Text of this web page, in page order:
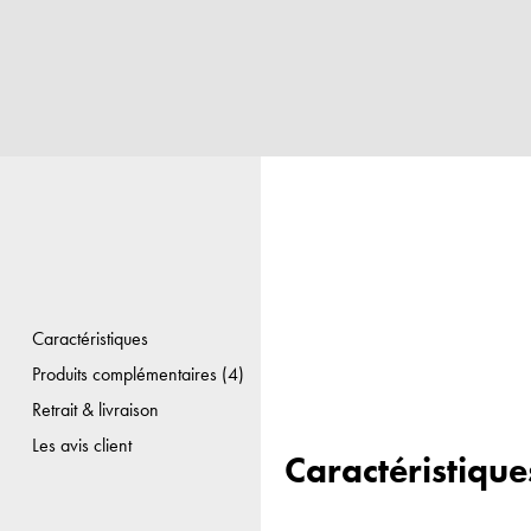
Caractéristiques
Produits complémentaires (4)
Retrait & livraison
Les avis client